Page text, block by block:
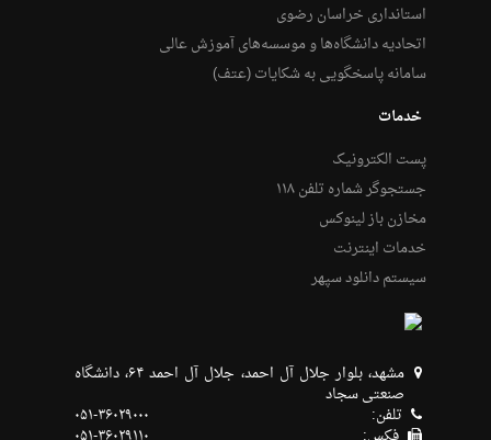
استانداری خراسان رضوی
اتحادیه دانشگاه‌ها و موسسه‌های آموزش عالی
سامانه پاسخگویی به شکایات (عتف)
خدمات
پست الکترونیک
جستجوگر شماره تلفن ۱۱۸
مخازن باز لینوکس
خدمات اینترنت
سیستم دانلود سپهر
مشهد، بلوار جلال آل احمد، جلال آل احمد ۶۴، دانشگاه
صنعتی سجاد
تلفن: ۰۵۱-۳۶۰۲۹۰۰۰